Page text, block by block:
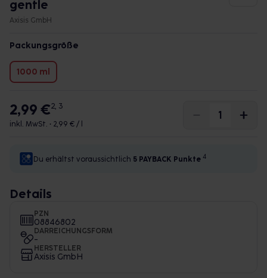
gentle
Axisis GmbH
Packungsgröße
1000 ml
2,99 €2, 3
inkl. MwSt. • 2,99 € / l
Du erhältst voraussichtlich 5 PAYBACK Punkte 4
Details
PZN
08846802
DARREICHUNGSFORM
-
HERSTELLER
Axisis GmbH